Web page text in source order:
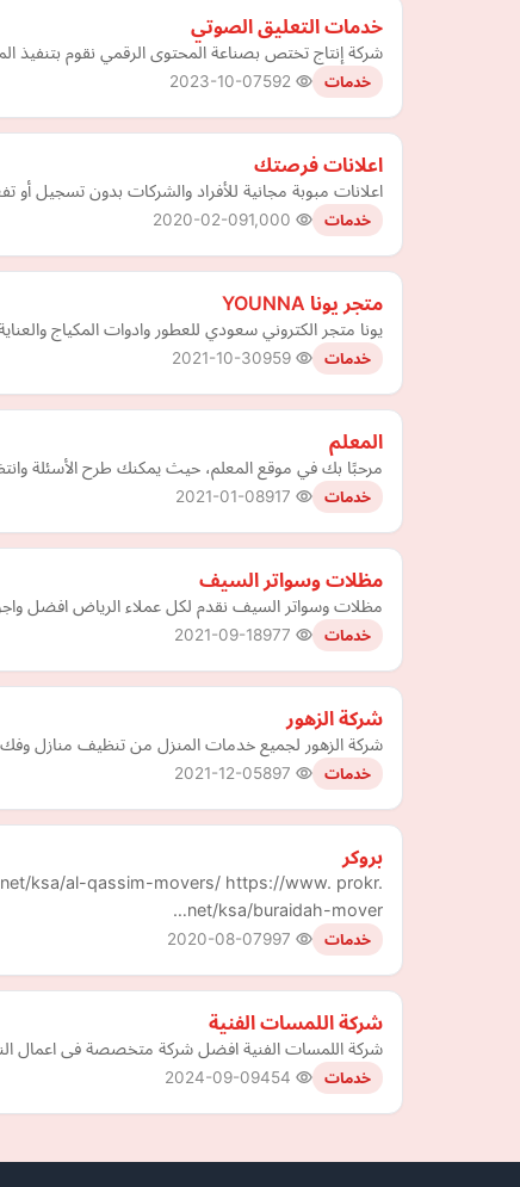
خدمات التعليق الصوتي
شركة إنتاج تختص بصناعة المحتوى الرقمي نقوم بتنفيذ
خدمات 2023-10-07
اعلانات فرصتك
اعلانات مبوبة مجانية للأفراد والشركات بدون تسجيل
خدمات 2020-02-09
متجر يونا YOUNNA
يونا متجر الكتروني سعودي للعطور وادوات المكياج
خدمات 2021-10-30
المعلم
مرحبًا بك في موقع المعلم، حيث يمكنك طرح الأسئلة
خدمات 2021-01-08
مظلات وسواتر السيف
مظلات وسواتر السيف نقدم لكل عملاء الرياض افضل
خدمات 2021-09-18
شركة الزهور
شركة الزهور لجميع خدمات المنزل من تنظيف منازل
خدمات 2021-12-05
بروكر
ksa/al-qassim-movers/ https://www. prokr.
net/ksa/buraidah-mover…
خدمات 2020-08-07
شركة اللمسات الفنية
شركة اللمسات الفنية افضل شركة متخصصة فى اعمال
خدمات 2024-09-09